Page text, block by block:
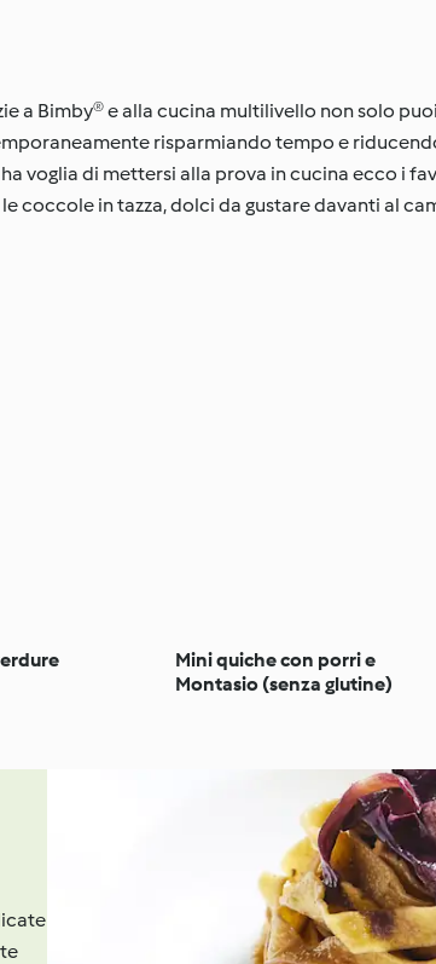
a Bimby® e alla cucina multilivello non solo puoi
risparmiando tempo e
voglia di mettersi alla prova in cucina ecco i
coccole in tazza, dolci da gustare davanti al
Mini quiche con porri e
Montasio (senza glutine)